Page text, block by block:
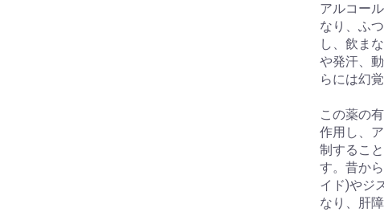
アルコー
なり、ふ
し、飲ま
や発汗、
らには幻
この薬の
作用し、
制するこ
す。昔か
イド)やジ
なり、肝